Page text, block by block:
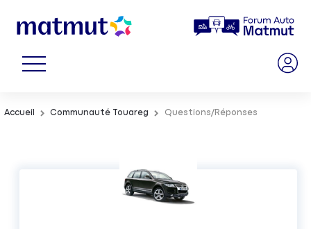
Accueil Communauté Touareg Questions/Réponses